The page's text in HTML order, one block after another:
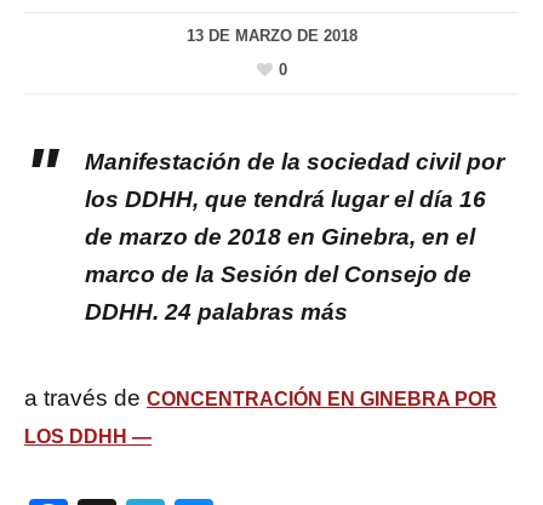
13 DE MARZO DE 2018
0
Manifestación de la sociedad civil por
los DDHH, que tendrá lugar el día 16
de marzo de 2018 en Ginebra, en el
marco de la Sesión del Consejo de
DDHH. 24 palabras más
a través de CONCENTRACIÓN EN GINEBRA POR
LOS DDHH —